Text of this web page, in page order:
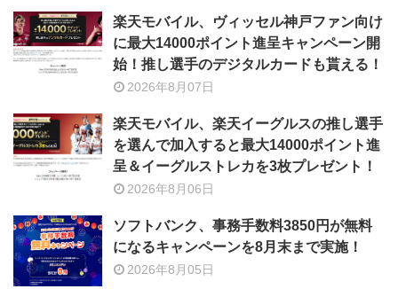
楽天モバイル、ヴィッセル神戸ファン向け
に最大14000ポイント進呈キャンペーン開
始！推し選手のデジタルカードも貰える！
2026年8月07日
楽天モバイル、楽天イーグルスの推し選手
を選んで加入すると最大14000ポイント進
呈＆イーグルストレカを3枚プレゼント！
2026年8月06日
ソフトバンク、事務手数料3850円が無料
になるキャンペーンを8月末まで実施！
2026年8月05日